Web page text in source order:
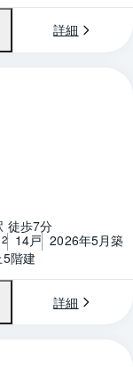
詳細
徒歩7分
2 14戸 2026年5月築
階建
詳細